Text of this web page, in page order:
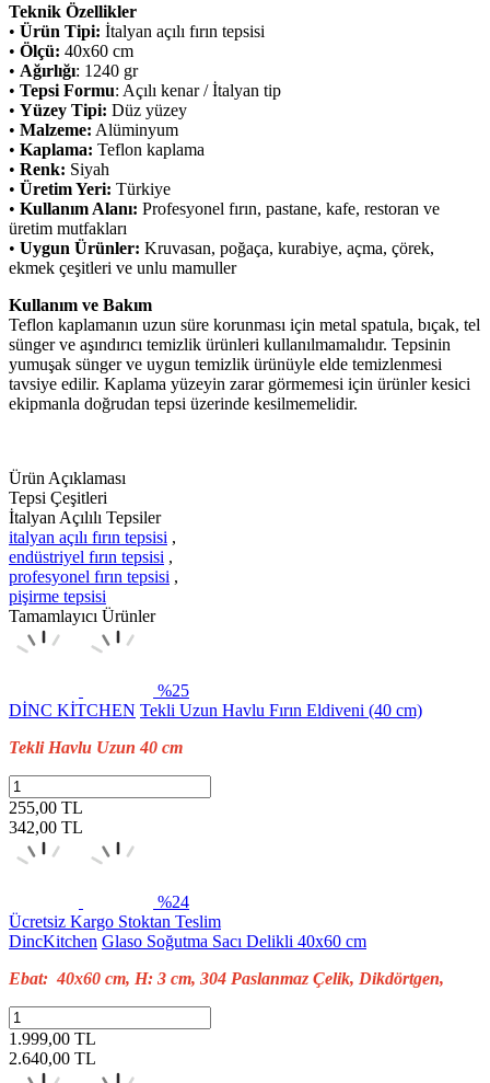
Teknik Özellikler
• Ürün Tipi: İtalyan açılı fırın tepsisi
• Ölçü: 40x60 cm
• Ağırlığı: 1240 gr
• Tepsi Formu: Açılı kenar / İtalyan tip
• Yüzey Tipi: Düz yüzey
• Malzeme: Alüminyum
• Kaplama: Teflon kaplama
• Renk: Siyah
• Üretim Yeri: Türkiye
• Kullanım Alanı: Profesyonel fırın, pastane, kafe, restoran ve
üretim mutfakları
• Uygun Ürünler: Kruvasan, poğaça, kurabiye, açma, çörek,
ekmek çeşitleri ve unlu mamuller
Kullanım ve Bakım
Teflon kaplamanın uzun süre korunması için metal spatula, bıçak, tel
sünger ve aşındırıcı temizlik ürünleri kullanılmamalıdır. Tepsinin
yumuşak sünger ve uygun temizlik ürünüyle elde temizlenmesi
tavsiye edilir. Kaplama yüzeyin zarar görmemesi için ürünler kesici
ekipmanla doğrudan tepsi üzerinde kesilmemelidir.
Ürün Açıklaması
Tepsi Çeşitleri
İtalyan Açılılı Tepsiler
italyan açılı fırın tepsisi ,
endüstriyel fırın tepsisi ,
profesyonel fırın tepsisi ,
pişirme tepsisi
Tamamlayıcı Ürünler
%25
DİNC KİTCHEN Tekli Uzun Havlu Fırın Eldiveni (40 cm)
Tekli Havlu Uzun 40 cm
255,00 TL
342,00 TL
%24
Ücretsiz Kargo Stoktan Teslim
DincKitchen Glaso Soğutma Sacı Delikli 40x60 cm
Ebat: 40x60 cm, H: 3 cm, 304 Paslanmaz Çelik, Dikdörtgen,
1.999,00 TL
2.640,00 TL